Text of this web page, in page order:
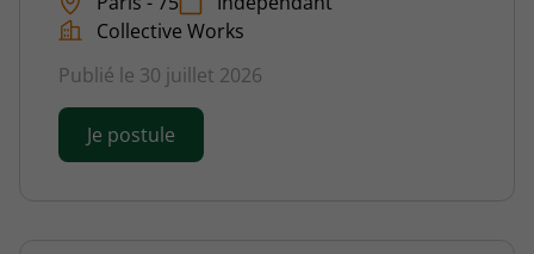
Collective Works
Publié le 30 juillet 2026
Je postule